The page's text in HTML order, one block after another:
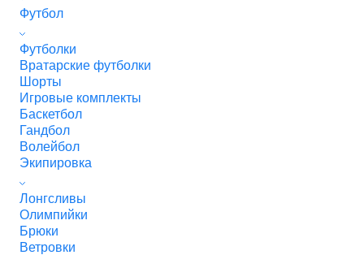
Футбол
Футболки
Вратарские футболки
Шорты
Игровые комплекты
Баскетбол
Гандбол
Волейбол
Экипировка
Лонгсливы
Олимпийки
Брюки
Ветровки